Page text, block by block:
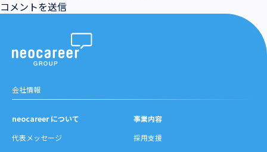
会社情報
neocareer について
代表メッセージ
事業内容
採用支援